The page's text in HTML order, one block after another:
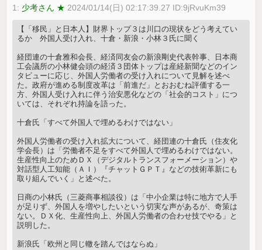
1: 少考さん ★ 2024/01/14(日) 02:17:39.27 ID:9jRvuKm39
【「移民」と日本人】財界トップ３は川口の現状をどう考えてい
るか 外国人受け入れ、十倉・新浪・小林３氏に聞く
経団連の十倉雅和会長、経済同友会の新浪剛史代表幹事、日本商
工会議所の小林健会頭の経済３団体トップは産経新聞などのイン
タビューに応じ、外国人労働者の受け入れについて見解を述べ
た。政府が進める制度改革は「前進だ」とおおむね評価する一
方、外国人受け入れに伴う治安悪化などの「社会的コスト」につ
いては、それぞれ持論を語った。
十倉氏「すべて外国人で埋めるわけではない」
外国人労働者の受け入れ拡大について、経団連の十倉氏（住友化
学会長）は「労働者不足をすべて外国人で埋めるわけではない。
生産性向上のためＤＸ（デジタルトランスフォーメーション）や
対話型人工知能（ＡＩ）『チャットＧＰＴ』などの技術革新にも
取り組んでいく」と述べた。
日商の小林氏（三菱商事相談役）は「中小企業は特に地方で人手
が足りず、外国人を増やしたいという切実な声があるが、奇策は
ない。ＤＸ化、生産性向上、外国人労働者の合わせ技でやる」と
説明した。
新浪氏「欧州と同じ轍を踏んではならぬ」